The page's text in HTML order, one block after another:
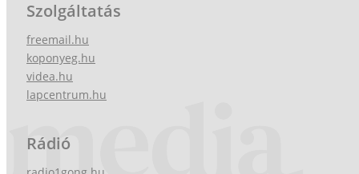
Szolgáltatás
freemail.hu
koponyeg.hu
videa.hu
lapcentrum.hu
Rádió